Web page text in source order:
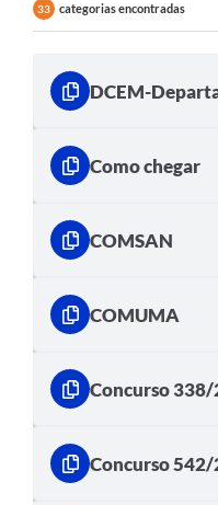
33 categorias encontradas
DCEM-
Como chegar
COMSAN
COMUMA
Concurso
Concurso